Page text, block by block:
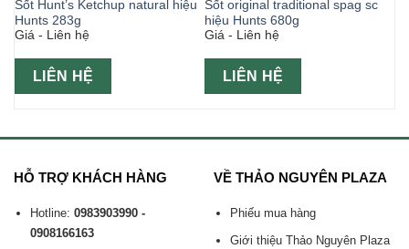
Sốt Hunt’s Ketchup natural hiệu
Hunts 283g
Giá - Liên hệ
LIÊN HỆ
Sốt original traditional spag sc
hiệu Hunts 680g
Giá - Liên hệ
LIÊN HỆ
HỖ TRỢ KHÁCH HÀNG
Hotline: 0983903990 -
0908166163
VỀ THẢO NGUYÊN PLAZA
Phiếu mua hàng
Giới thiệu Thảo Nguyên Plaza